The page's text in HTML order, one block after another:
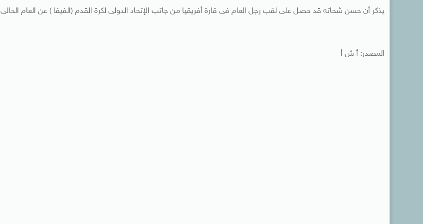
يذكر أن حسن شحاته قد حصل على لقب رجل العام فى قارة أفريقيا من جاتب الإتحاد الدولى لكرة القدم (الفيفا ) عن العام الحالى 2014.
المصدر: أ ش أ